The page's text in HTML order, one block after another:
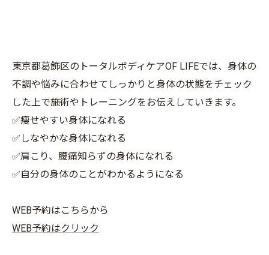
東京都葛飾区のトータルボディケアOF LIFEでは、身体の
不調や悩みに合わせてしっかりと身体の状態をチェック
した上で施術やトレーニングをお伝えしていきます。
✅痩せやすい身体になれる
✅しなやかな身体になれる
✅肩こり、腰痛知らずの身体になれる
✅自分の身体のことがわかるようになる
WEB予約はこちらから
WEB予約はクリック